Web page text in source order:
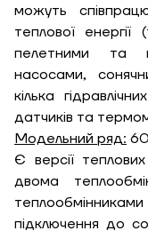
можуть
теплової
пелетними та
насосами,
кілька
датчиків та
Модельний ряд:
Є версії
двома
підключення до